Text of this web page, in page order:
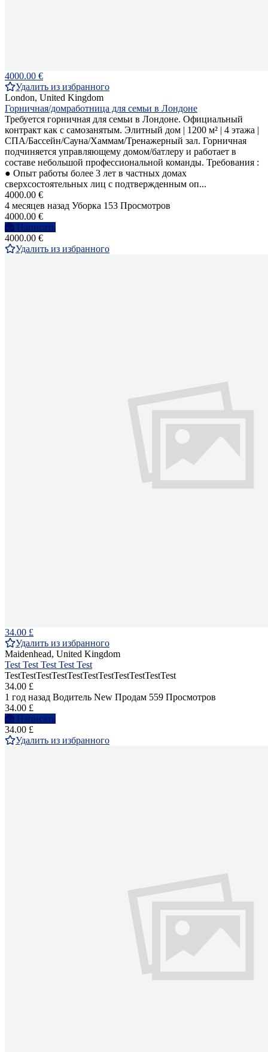
4000.00 €
Удалить из избранного
London, United Kingdom
Горничная/домработница для семьи в Лондоне
Требуется горничная для семьи в Лондоне. Официальный
контракт как с самозанятым. Элитный дом | 1200 м² | 4 этажа |
СПА/Бассейн/Сауна/Хаммам/Тренажерный зал. Горничная
подчиняется управляющему домом/батлеру и работает в
составе небольшой профессиональной команды. Требования :
● Опыт работы более 3 лет в частных домах
сверхсостоятельных лиц с подтвержденным оп...
4000.00 €
4 месяцев назад Уборка 153 Просмотров
4000.00 €
Написать
4000.00 €
Удалить из избранного
34.00 £
Удалить из избранного
Maidenhead, United Kingdom
Test Test Test Test Test
TestTestTestTestTestTestTestTestTestTestTest
34.00 £
1 год назад Водитель New Продам 559 Просмотров
34.00 £
Написать
34.00 £
Удалить из избранного